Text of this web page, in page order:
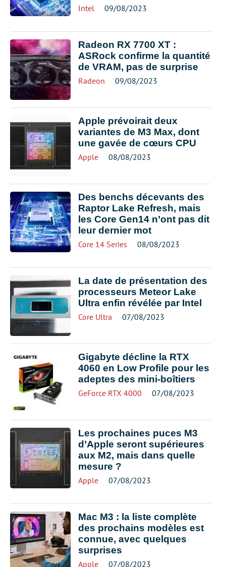
Intel 09/08/2023
Radeon RX 7700 XT :
ASRock confirme la quantité
de VRAM, pas de surprise
Radeon 09/08/2023
Apple prévoirait deux
variantes de M3 Max, dont
une gavée de cœurs CPU
Apple 08/08/2023
Des benchs décevants des
Raptor Lake Refresh, mais
les Core Gen14 n’ont pas dit
leur dernier mot
Core 14 Series 08/08/2023
La date de présentation des
processeurs Meteor Lake
Ultra enfin révélée par Intel
Core Ultra 07/08/2023
Gigabyte décline la RTX
4060 en Low Profile pour les
adeptes des mini-boîtiers
GeForce RTX 4000 07/08/2023
Les prochaines puces M3
d’Apple seront supérieures
aux M2, mais dans quelle
mesure ?
Apple 07/08/2023
Mac M3 : la liste complète
des prochains modèles est
connue, avec quelques
surprises
Apple 07/08/2023